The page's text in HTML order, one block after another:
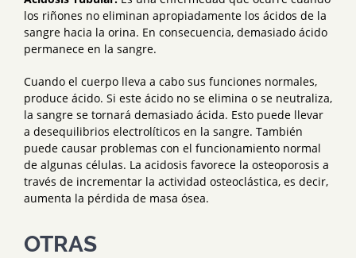
los riñones no eliminan apropiadamente los ácidos de la
sangre hacia la orina. En consecuencia, demasiado ácido
permanece en la sangre.
Cuando el cuerpo lleva a cabo sus funciones normales,
produce ácido. Si este ácido no se elimina o se neutraliza,
la sangre se tornará demasiado ácida. Esto puede llevar
a desequilibrios electrolíticos en la sangre. También
puede causar problemas con el funcionamiento normal
de algunas células. La acidosis favorece la osteoporosis a
través de incrementar la actividad osteoclástica, es decir,
aumenta la pérdida de masa ósea.
OTRAS